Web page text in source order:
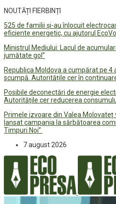
NOUTĂȚI FIERBINȚI
525 de familii și-au înlocuit
eficiente energetic, cu ajutorul
Ministrul Mediului: Lacul de
jumătate gol”
Republica Moldova a cumpărat pe
scumpă. Autoritățile cer în
Posibile deconectări de energie
Autoritățile cer reducerea
Primele izvoare din Valea
lansat campania la sărbătoarea
Timpuri Noi”
7 august 2026